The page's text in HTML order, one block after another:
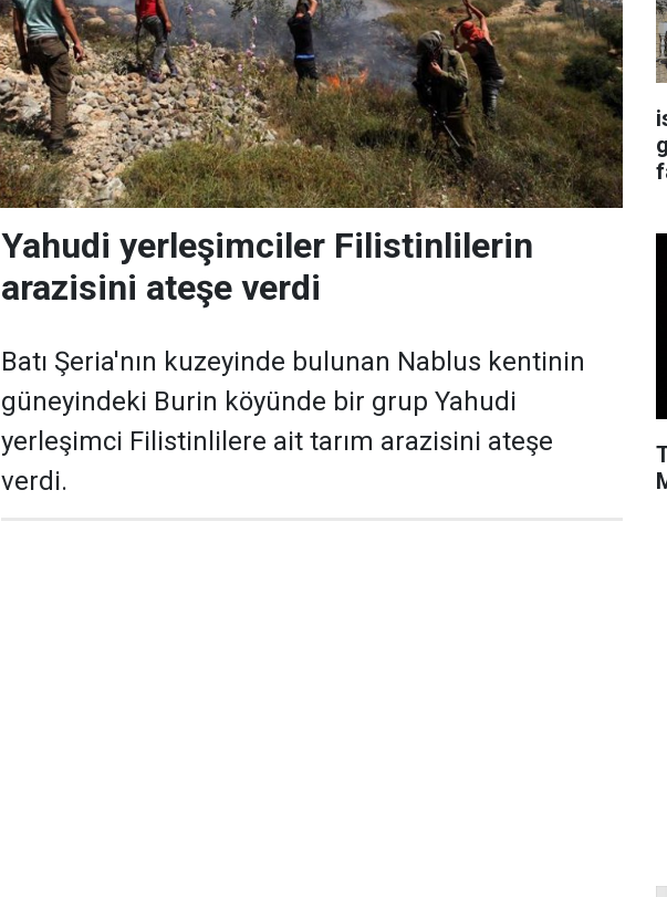
Yahudi yerleşimciler Filistinlilerin
arazisini ateşe verdi
Batı Şeria'nın kuzeyinde bulunan Nablus kentinin
güneyindeki Burin köyünde bir grup Yahudi
yerleşimci Filistinlilere ait tarım arazisini ateşe
verdi.